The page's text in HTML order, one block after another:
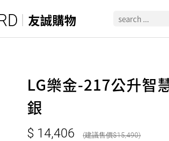
友誠購物
LG樂金-217公升智
銀
14,406 15,490